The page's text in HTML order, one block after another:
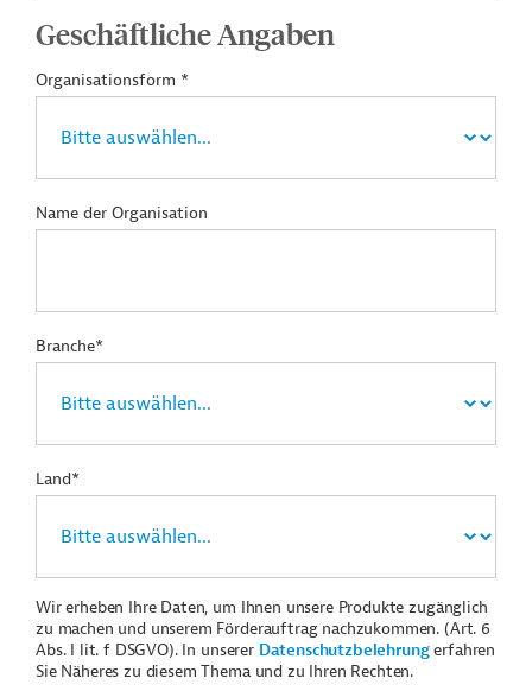
Geschäftliche Angaben
Organisationsform *
Name der Organisation
Branche*
Land*
Wir erheben Ihre Daten, um Ihnen unsere Produkte zugänglich
zu machen und unserem Förderauftrag nachzukommen. (Art. 6
Abs. I lit. f DSGVO). In unserer Datenschutzbelehrungerfahren
Sie Näheres zu diesem Thema und zu Ihren Rechten.